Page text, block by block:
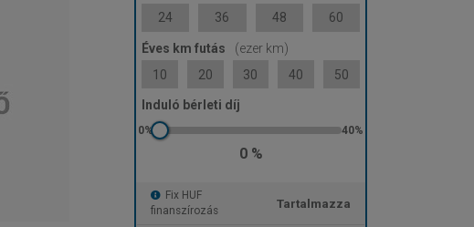
24
36 48 60
Éves km futás
(ezer km)
10
20 30 40 50
Induló bérleti díj
0 %
Fix HUF
finanszírozás
Tartalmazza